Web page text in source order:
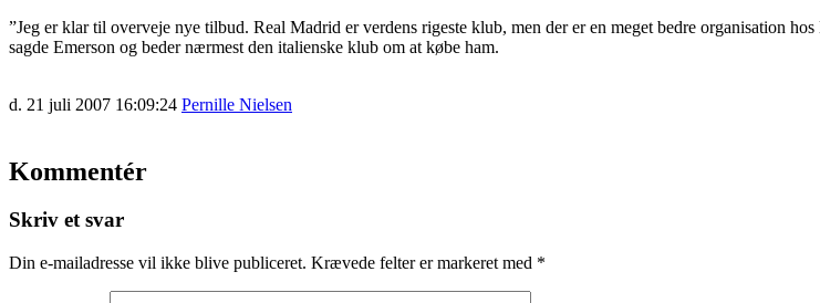
”Jeg er klar til overveje nye tilbud. Real Madrid er verdens rigeste klub, men der er en meget bedre organisation
sagde Emerson og beder nærmest den italienske klub om at købe ham.
d. 21 juli 2007 16:09:24 Pernille Nielsen
Kommentér
Skriv et svar
Din e-mailadresse vil ikke blive publiceret. Krævede felter er markeret med *